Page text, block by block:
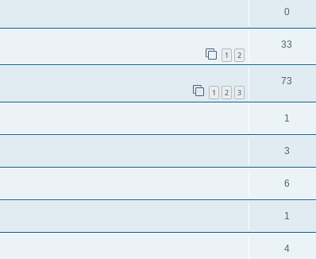
0
1 2
33
1 2 3
73
1
3
6
1
4